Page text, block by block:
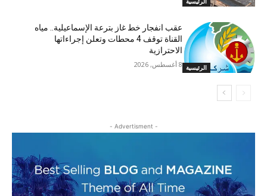
الرئيسية
عقب انفجار خط غاز بترعة الإسماعيلية.. مياه
القناة توقف 4 محطات وتعلن إجراءاتها
الاحترازية
8 أغسطس, 2026
- Advertisment -